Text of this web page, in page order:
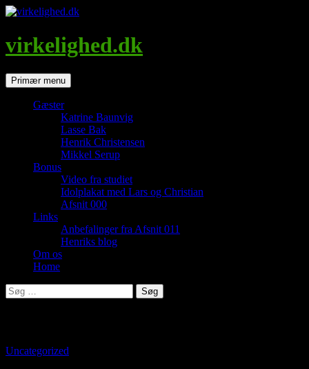
Hop
indhold
virkelighed.dk
SøgPrimær menu
Gæster
Katrine Baunvig
Lasse Bak
Henrik Christensen
Mikkel Serup
Bonus
Video fra studiet
Idolplakat med Lars og Christian
Afsnit 000
Links
Anbefalinger fra Afsnit 011
Henriks blog
Om os
Home
Søg
efter:
Uncategorized